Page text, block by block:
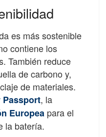
es más sostenible
contiene los
También reduce
de carbono y,
de materiales.
Passport, la
Europea para el
la batería.